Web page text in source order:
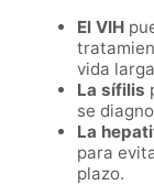
El VIH
vida
La sífilis
se
La
para
plazo.